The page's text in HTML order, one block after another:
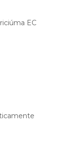
EC